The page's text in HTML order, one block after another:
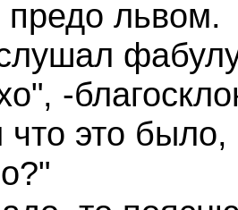
предо львом.
-
это было,